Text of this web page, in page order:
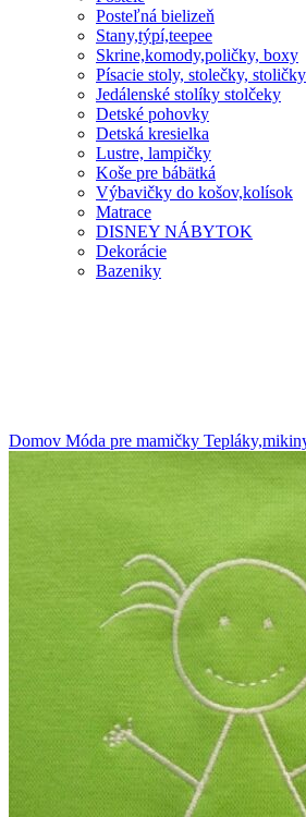
Posteľná bielizeň
Stany,týpí,teepee
Skrine,komody,poličky, boxy
Písacie stoly, stolečky, stoličky
Jedálenské stolíky stolčeky
Detské pohovky
Detská kresielka
Lustre, lampičky
Koše pre bábätká
Výbavičky do košov,kolísok
Matrace
DISNEY NÁBYTOK
Dekorácie
Bazeniky
Domov Móda pre mamičky